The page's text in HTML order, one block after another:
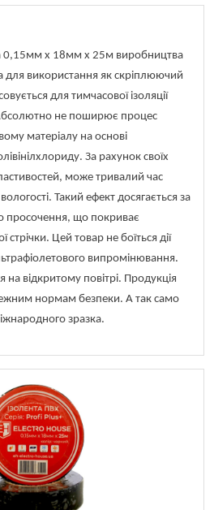
0,15мм х 18мм х 25м виробництва
для використання як скріплюючий
для тимчасової ізоляції
не поширює процес
матеріалу на основі
За рахунок своїх
може тривалий час
Такий ефект досягається за
просочення, що покриває
стрічки. Цей товар не боїться дії
випромінювання.
відкритому повітрі. Продукція
нормам безпеки. А так само
зразка.